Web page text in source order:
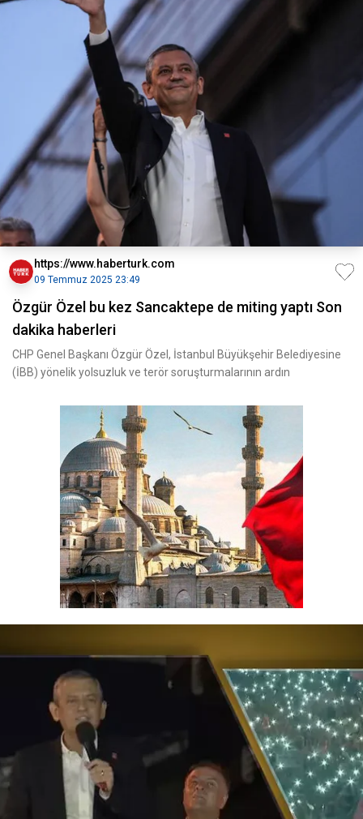
https://www.haberturk.com
09 Temmuz 2025 23:49
Özgür Özel bu kez Sancaktepe de miting yaptı Son
dakika haberleri
CHP Genel Başkanı Özgür Özel, İstanbul Büyükşehir Belediyesine
(İBB) yönelik yolsuzluk ve terör soruşturmalarının ardın